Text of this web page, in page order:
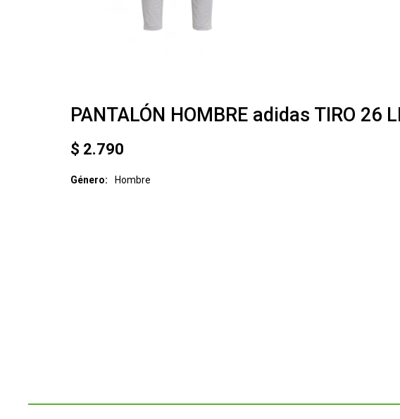
PANTALÓN HOMBRE adidas TIRO 26
$ 2.790
Género Hombre